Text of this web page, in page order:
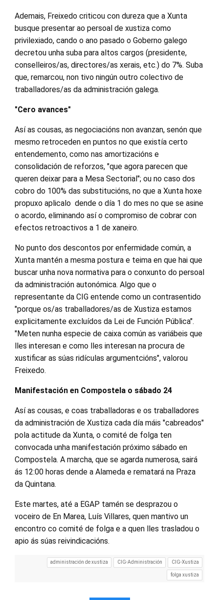
Ademais, Freixedo criticou con dureza que a Xunta
busque presentar ao persoal de xustiza como
privilexiado, cando o ano pasado o Goberno galego
decretou unha suba para altos cargos (presidente,
conselleiros/as, directores/as xerais, etc.) do 7%. Suba
que, remarcou, non tivo ningún outro colectivo de
traballadores/as da administración galega.
"Cero avances"
Así as cousas, as negociacións non avanzan, senón que
mesmo retroceden en puntos no que existía certo
entendemento, como nas amortizacións e
consolidación de reforzos, "que agora parecen que
queren deixar para a Mesa Sectorial"; ou no caso dos
cobro do 100% das substitucións, no que a Xunta hoxe
propuxo aplicalo dende o día 1 do mes no que se asine
o acordo, eliminando así o compromiso de cobrar con
efectos retroactivos a 1 de xaneiro.
No punto dos descontos por enfermidade común, a
Xunta mantén a mesma postura e teima en que hai que
buscar unha nova normativa para o conxunto do persoal
da administración autonómica. Algo que o
representante da CIG entende como un contrasentido
"porque os/as traballadores/as de Xustiza estamos
explicitamente excluídos da Lei de Función Pública".
"Meten nunha especie de caixa común as variábeis que
lles interesan e como lles interesan na procura de
xustificar as súas ridículas argumentcións", valorou
Freixedo.
Manifestación en Compostela o sábado 24
Así as cousas, e coas traballadoras e os traballadores
da administración de Xustiza cada día máis "cabreados"
pola actitude da Xunta, o comité de folga ten
convocada unha manifestación próximo sábado en
Compostela. A marcha, que se agarda numerosa, sairá
ás 12:00 horas dende a Alameda e rematará na Praza
da Quintana.
Este martes, até a EGAP tamén se desprazou o
voceiro de En Marea, Luís Villares, quen mantivo un
encontro co comité de folga e a quen lles trasladou o
apio ás súas reivindicacións.
administración de xustiza CIG-Administración CIG-Xustiza
folga xustiza